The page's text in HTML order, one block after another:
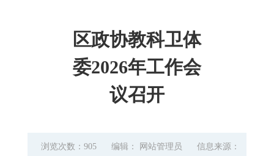
区政协教科卫体
委2026年工作会
议召开
浏览次数：905 编辑： 网站管理员
信息来源：